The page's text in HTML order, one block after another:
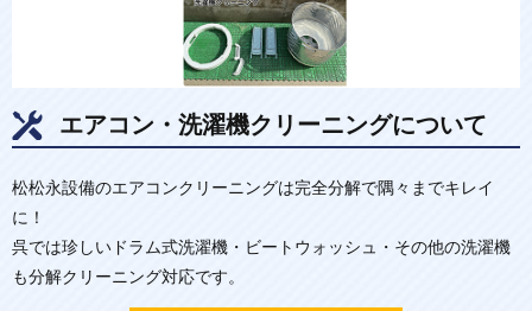
エアコン・洗濯機クリーニングについて
松松永設備のエアコンクリーニングは完全分解で隅々までキレイ
に！
呉では珍しいドラム式洗濯機・ビートウォッシュ・その他の洗濯機
も分解クリーニング対応です。